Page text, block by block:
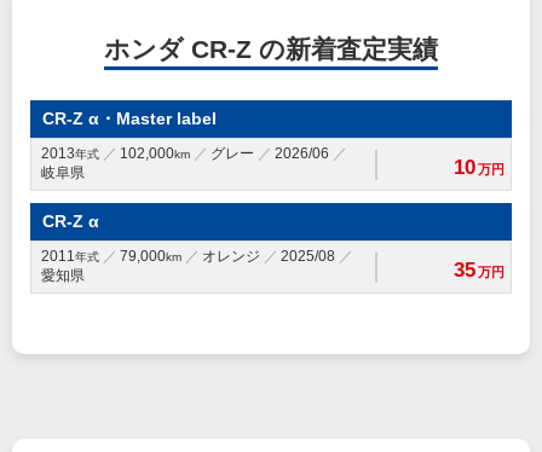
ホンダ CR-Z の新着査定実績
CR-Z α・Master label
2013年式 102,000km グレー
2026/06
岐阜県
10万円
CR-Z α
2011年式 79,000km オレンジ
2025/08
愛知県
35万円